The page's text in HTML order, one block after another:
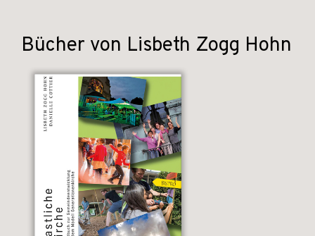
Bücher von Lisbeth Zogg Hohn